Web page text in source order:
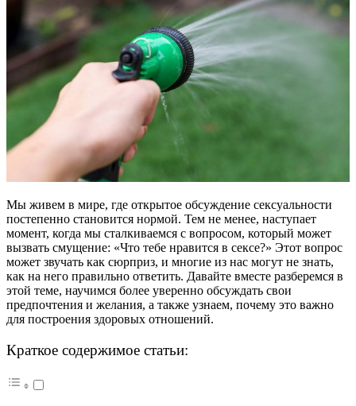
Мы живем в мире, где открытое обсуждение сексуальности
постепенно становится нормой. Тем не менее, наступает
момент, когда мы сталкиваемся с вопросом, который может
вызвать смущение: «Что тебе нравится в сексе?» Этот вопрос
может звучать как сюрприз, и многие из нас могут не знать,
как на него правильно ответить. Давайте вместе разберемся в
этой теме, научимся более уверенно обсуждать свои
предпочтения и желания, а также узнаем, почему это важно
для построения здоровых отношений.
Краткое содержимое статьи: